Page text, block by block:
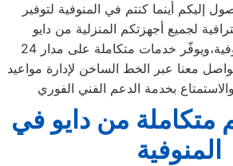
إليكم أينما كنتم في المنوفية لتوفير
يقع مركزنا في المنوفية،ويوفّر خدمات متكاملة على مدار 24
معنا عبر الخط الساخن لإدارة مواعيد
من دايو في
المنوفية